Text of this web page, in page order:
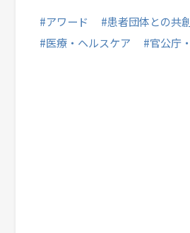
#アワード
#患者団体との共
#医療・ヘルスケア
#官公庁